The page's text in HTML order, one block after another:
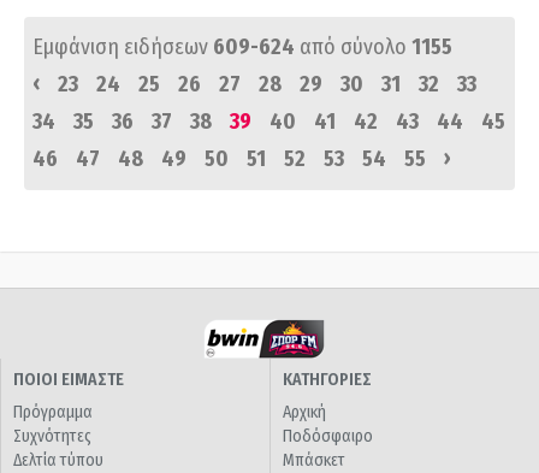
Εμφάνιση ειδήσεων 609-624 από σύνολο 1155
‹
23 24 25 26 27 28 29 30 31 32
33
34
35 36 37 38 39 40 41 42 43 44
45
46
47 48 49 50 51 52 53 54 55 ›
ΠΟΙΟΙ ΕΙΜΑΣΤΕ
Πρόγραμμα
Συχνότητες
Δελτία τύπου
ΚΑΤΗΓΟΡΙΕΣ
Αρχική
Ποδόσφαιρο
Μπάσκετ